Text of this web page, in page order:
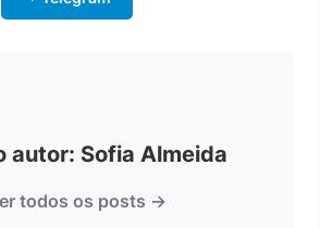
autor: Sofia Almeida
todos os posts →